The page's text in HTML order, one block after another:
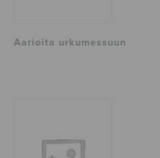
Aarioita urkumessuun